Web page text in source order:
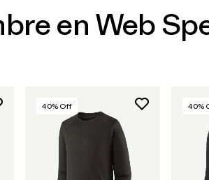
en Web
40% Off 40%